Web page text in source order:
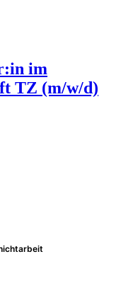
im
TZ (m/w/d)